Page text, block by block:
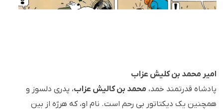
امیر محمد بن کلیش عزاب
پادشاه قدرتمند خمد، محمد بن کالیش عزاب، پدری دلسوز و
همچنین یک دیکتاتور بی رحم است. نام او، که هرژه از بین